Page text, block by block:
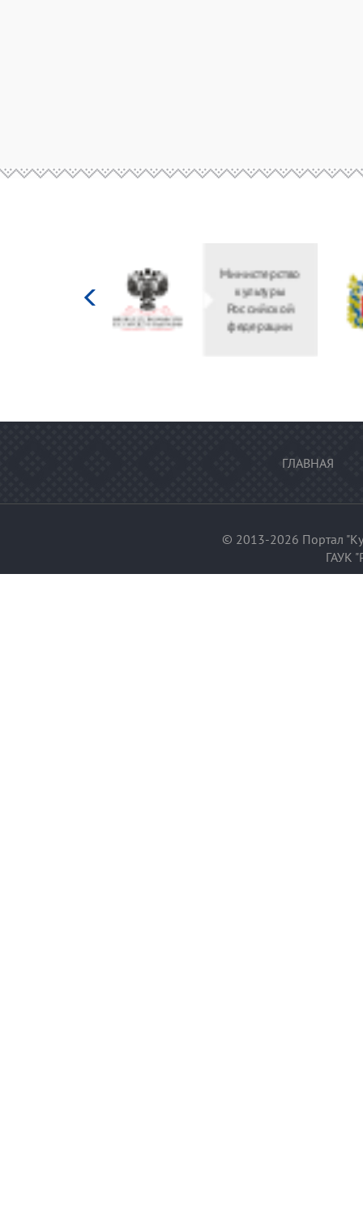
Министерство
культуры
Российской
федерации
ГЛАВНАЯ
© 2013-2026 Портал
ГАУК